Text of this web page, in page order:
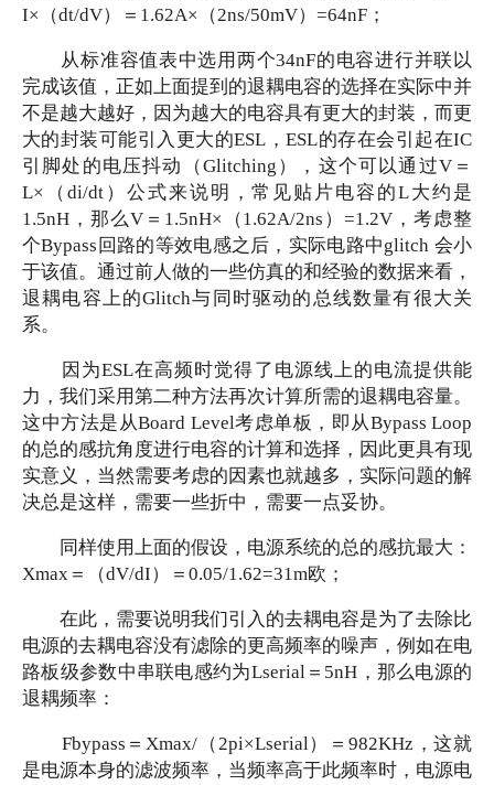
I×（dt/dV）＝1.62A×（2ns/50mV）=64nF；
从标准容值表中选用两个34nF的电容进行并联以
完成该值，正如上面提到的退耦电容的选择在实际中并
不是越大越好，因为越大的电容具有更大的封装，而更
大的封装可能引入更大的ESL，ESL的存在会引起在IC
引脚处的电压抖动（Glitching），这个可以通过V＝
L×（di/dt）公式来说明，常见贴片电容的L大约是
1.5nH，那么V＝1.5nH×（1.62A/2ns）=1.2V，考虑整
个Bypass回路的等效电感之后，实际电路中glitch 会小
于该值。通过前人做的一些仿真的和经验的数据来看，
退耦电容上的Glitch与同时驱动的总线数量有很大关
系。
因为ESL在高频时觉得了电源线上的电流提供能
力，我们采用第二种方法再次计算所需的退耦电容量。
这中方法是从Board Level考虑单板，即从Bypass Loop
的总的感抗角度进行电容的计算和选择，因此更具有现
实意义，当然需要考虑的因素也就越多，实际问题的解
决总是这样，需要一些折中，需要一点妥协。
同样使用上面的假设，电源系统的总的感抗最大：
Xmax＝（dV/dI）＝0.05/1.62=31m欧；
在此，需要说明我们引入的去耦电容是为了去除比
电源的去耦电容没有滤除的更高频率的噪声，例如在电
路板级参数中串联电感约为Lserial＝5nH，那么电源的
退耦频率：
Fbypass＝Xmax/（2pi×Lserial）＝982KHz，这就
是电源本身的滤波频率，当频率高于此频率时，电源电